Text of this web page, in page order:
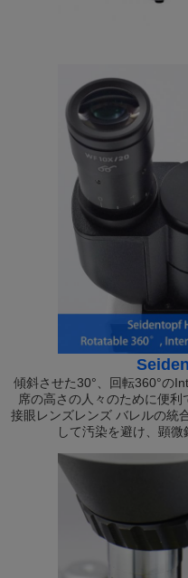
傾斜させた30°、回転360°の
席の高さの人々のために便
接眼レンズレンズ バレルの統
して汚染を避け、顕